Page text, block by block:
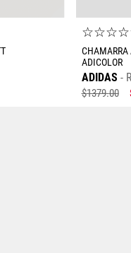
☆☆☆☆
CHAMARRA
ADICOLOR
ADIDAS
$1379.00